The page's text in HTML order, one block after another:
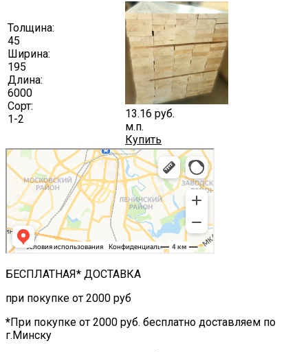
Толщина:
45
Ширина:
195
Длина:
6000
Сорт:
1-2
13.16 руб.
м.п.
Купить
БЕСПЛАТНАЯ* ДОСТАВКА
при покупке от 2000 руб
*При покупке от 2000 руб. бесплатно доставляем по
г.Минску